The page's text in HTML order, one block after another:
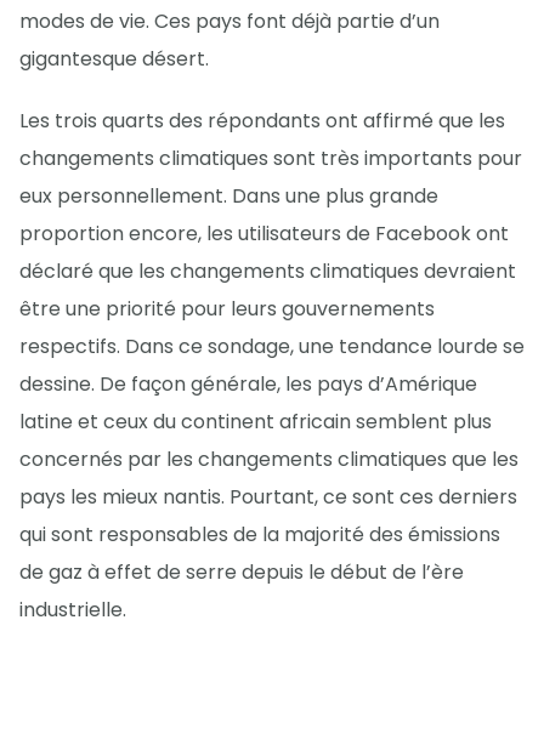
modes de vie. Ces pays font déjà partie d’un
gigantesque désert.
Les trois quarts des répondants ont affirmé que les
changements climatiques sont très importants pour
eux personnellement. Dans une plus grande
proportion encore, les utilisateurs de Facebook ont
déclaré que les changements climatiques devraient
être une priorité pour leurs gouvernements
respectifs. Dans ce sondage, une tendance lourde se
dessine. De façon générale, les pays d’Amérique
latine et ceux du continent africain semblent plus
concernés par les changements climatiques que les
pays les mieux nantis. Pourtant, ce sont ces derniers
qui sont responsables de la majorité des émissions
de gaz à effet de serre depuis le début de l’ère
industrielle.